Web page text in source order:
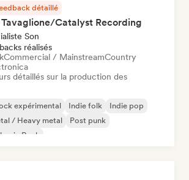
détaillé
Tavaglione/Catalyst Recording
Son
réalisés
Commercial / MainstreamCountry
détaillés sur la production des
expérimental Indie folk
Indie pop
/ Heavy metal
Post punk
Rock